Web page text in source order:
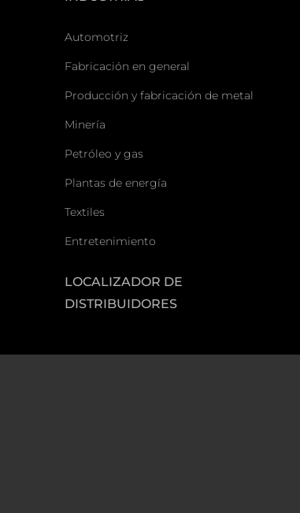
Automotriz
Fabricación en general
Producción y fabricación de metal
Minería
Petróleo y gas
Plantas de energía
Textiles
Entretenimiento
LOCALIZADOR DE
DISTRIBUIDORES